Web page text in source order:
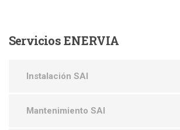
ServiciosENERVIA
Instalación SAI
Mantenimiento SAI